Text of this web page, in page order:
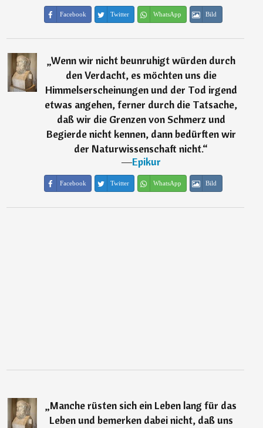
Facebook Twitter WhatsApp Bild
„Wenn wir nicht beunruhigt würden durch
den Verdacht, es möchten uns die
Himmelserscheinungen und der Tod irgend
etwas angehen, ferner durch die Tatsache,
daß wir die Grenzen von Schmerz und
Begierde nicht kennen, dann bedürften wir
der Naturwissenschaft nicht.“
―Epikur
Facebook Twitter WhatsApp Bild
„Manche rüsten sich ein Leben lang für das
Leben und bemerken dabei nicht, daß uns